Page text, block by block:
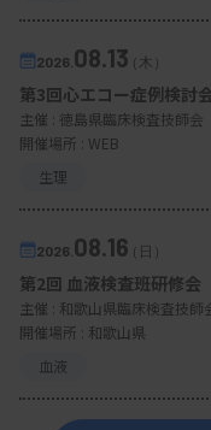
2026. 08.13（木）
第3回心エコー症例検討
主催 : 徳島県臨床検査技師会
開催場所 : WEB
生理
2026. 08.16（日）
第2回 血液検査班研修会
主催 : 和歌山県臨床検査技師
開催場所 : 和歌山県
血液